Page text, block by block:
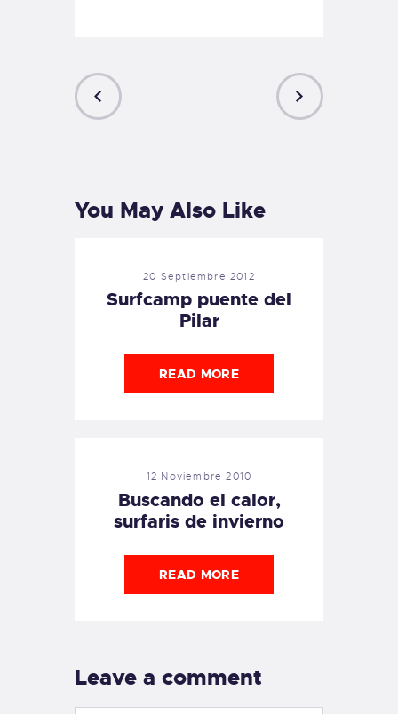
You May Also Like
20 Septiembre 2012
Surfcamp puente del
Pilar
READ MORE
12 Noviembre 2010
Buscando el calor,
surfaris de invierno
READ MORE
Leave a comment